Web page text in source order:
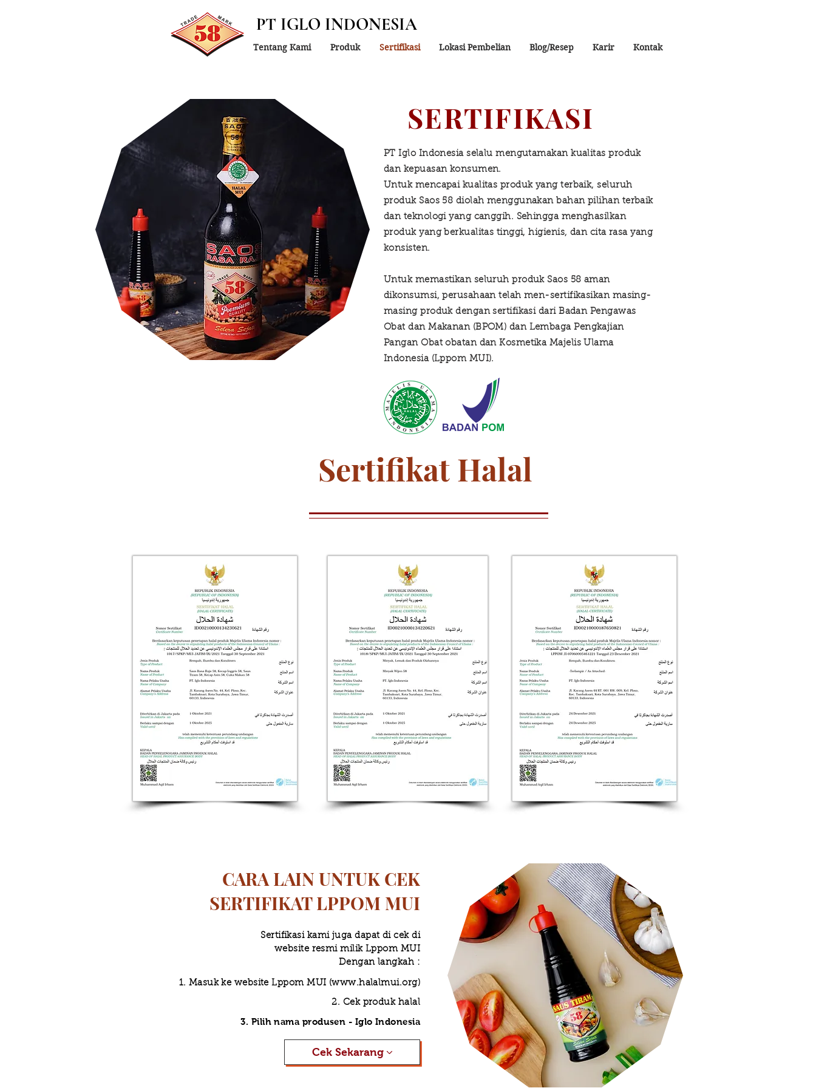
Tentang Kami Produk Sertifikasi Lokasi Pembelian Blog/Resep Karir Kontak
PT IGLO INDONESIA
SERTIFIKASI
PT Iglo Indonesia selalu mengutamakan kualitas produk
dan kepuasan konsumen.
Untuk mencapai kualitas produk yang terbaik, seluruh
produk Saos 58 diolah menggunakan bahan pilihan terbaik
dan teknologi yang canggih. Sehingga menghasilkan
produk yang berkualitas tinggi, higienis, dan cita rasa yang
konsisten.
Untuk memastikan seluruh produk Saos 58 aman
dikonsumsi, perusahaan telah men-sertifikasikan masing-
masing produk dengan sertifikasi dari Badan Pengawas
Obat dan Makanan (BPOM) dan Lembaga Pengkajian
Pangan Obat obatan dan Kosmetika Majelis Ulama
Indonesia (Lppom MUI).
Sertifikat Halal
CARA LAIN UNTUK CEK
SERTIFIKAT LPPOM MUI
Sertifikasi kami juga dapat di cek di
website resmi milik Lppom MUI
Dengan langkah :
1. Masuk ke website Lppom MUI (www.halalmui.org)
2. Cek produk halal
3. Pilih nama produsen - Iglo Indonesia
Cek Sekarang